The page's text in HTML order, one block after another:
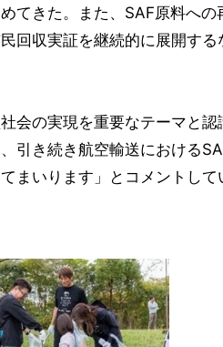
てきた。また、SAF原料への
回収実証を継続的に展開す
会の実現を重要なテーマと
引き続き航空輸送における
まいります」とコメントして